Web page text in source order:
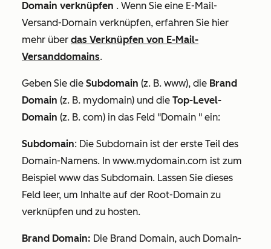
Domain verknüpfen . Wenn Sie eine E-Mail-
Versand-Domain verknüpfen, erfahren Sie hier
mehr über das Verknüpfen von E-Mail-
Versanddomains.
Geben Sie die Subdomain (z. B. www), die Brand
Domain (z. B. mydomain) und die Top-Level-
Domain (z. B. com) in das Feld "Domain " ein:
Subdomain: Die Subdomain ist der erste Teil des
Domain-Namens. In www.mydomain.com ist zum
Beispiel www das Subdomain. Lassen Sie dieses
Feld leer, um Inhalte auf der Root-Domain zu
verknüpfen und zu hosten.
Brand Domain: Die Brand Domain, auch Domain-